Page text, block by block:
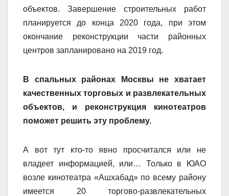
объектов. Завершение строительных работ
планируется до конца 2020 года, при этом
окончание реконструкции части районных
центров запланировано на 2019 год.
В спальных районах Москвы не хватает
качественных торговых и развлекательных
объектов, и реконструкция кинотеатров
поможет решить эту проблему.
А вот тут кто-то явно просчитался или не
владеет информацией, или… Только в ЮАО
возле кинотеатра «Ашхабад» по всему району
имеется 20 торгово-развлекательных